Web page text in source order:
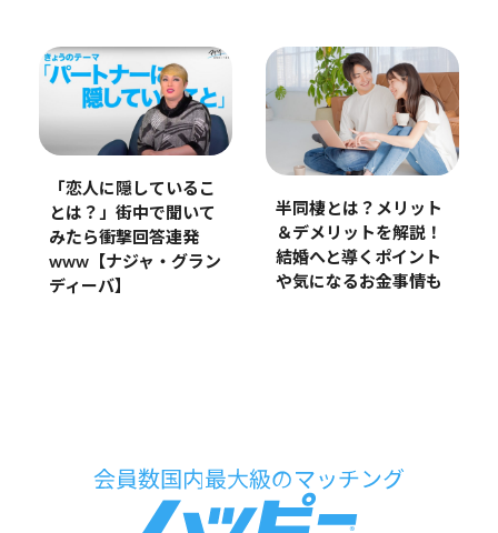
「恋人に隠しているこ
とは？」街中で聞いて
みたら衝撃回答連発
www【ナジャ・グラン
ディーバ】
半同棲とは？メリット
＆デメリットを解説！
結婚へと導くポイント
や気になるお金事情も